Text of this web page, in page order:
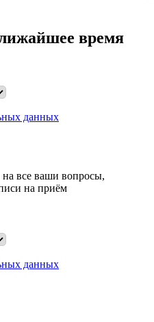
время
данных
все ваши вопросы,
на приём
данных